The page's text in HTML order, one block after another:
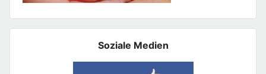
Soziale Medien